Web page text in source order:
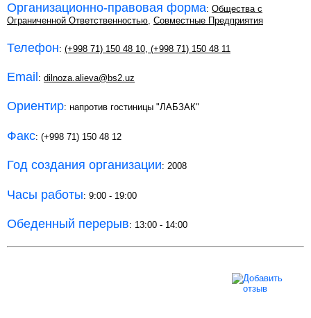
Организационно-правовая форма: Общества с
Ограниченной Ответственностью, Совместные Предприятия
Телефон: (+998 71) 150 48 10 (+998 71) 150 48 11
Email : dilnoza.alieva@bs2.uz
Ориентир: напротив гостиницы "ЛАБЗАК"
Факс: (+998 71) 150 48 12
Год создания организации: 2008
Часы работы: 9:00 - 19:00
Обеденный перерыв: 13:00 - 14:00